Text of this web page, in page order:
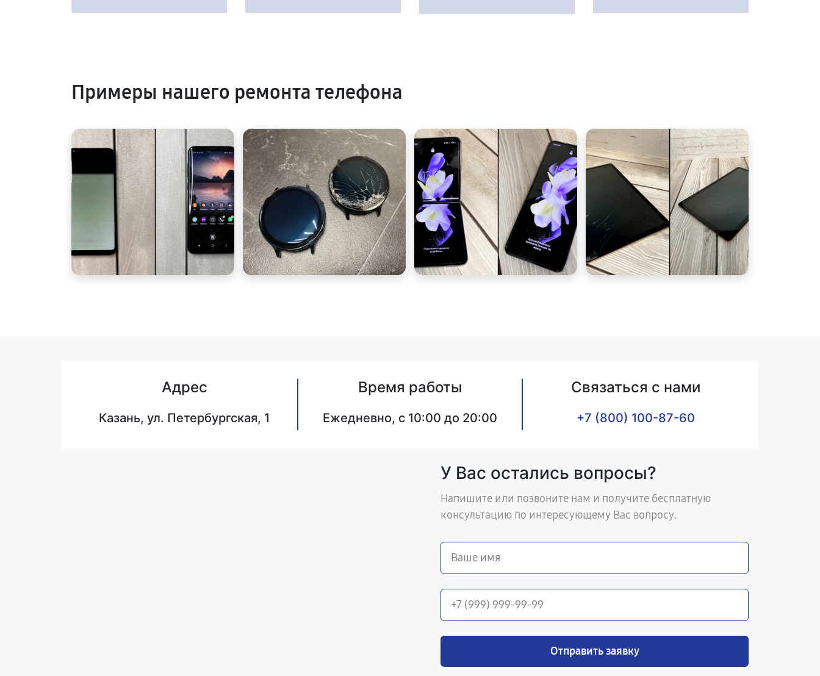
Примеры нашего ремонта телефона
Адрес
Казань, ул. Петербургская, 1
Время работы
Ежедневно, с 10:00 до 20:00
Связаться с нами
+7 (800) 100-87-60
У Вас остались вопросы?
Напишите или позвоните нам и получите бесплатную
консультацию по интересующему Вас вопросу.
Отправить заявку